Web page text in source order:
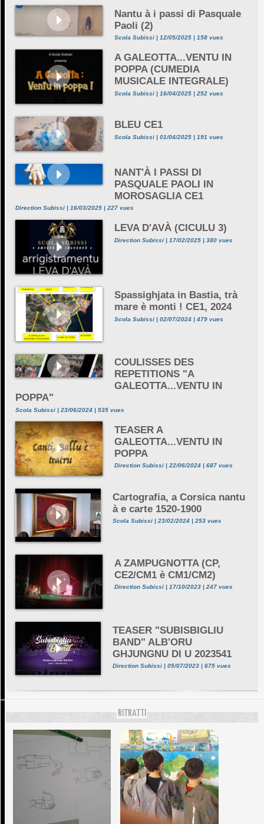
Nantu à i passi di Pasquale
Paoli (2)
Scola Subissi | 12/05/2025 | 158 vues
A GALEOTTA...VENTU IN
POPPA (CUMEDIA
MUSICALE INTEGRALE)
Scola Subissi | 16/04/2025 | 252 vues
BLEU CE1
Scola Subissi | 01/04/2025 | 191 vues
NANT'À I PASSI DI
PASQUALE PAOLI IN
MOROSAGLIA CE1
Direction Subissi | 16/03/2025 | 227 vues
LEVA D'AVÀ (CICULU 3)
Direction Subissi | 17/02/2025 | 380 vues
Spassighjata in Bastia, trà
mare è monti ! CE1, 2024
Scola Subissi | 02/07/2024 | 479 vues
COULISSES DES
REPETITIONS "A
GALEOTTA...VENTU IN
POPPA"
Scola Subissi | 23/06/2024 | 535 vues
TEASER A
GALEOTTA...VENTU IN
POPPA
Direction Subissi | 22/06/2024 | 687 vues
Cartografia, a Corsica nantu
à e carte 1520-1900
Scola Subissi | 23/02/2024 | 253 vues
A ZAMPUGNOTTA (CP,
CE2/CM1 è CM1/CM2)
Direction Subissi | 17/10/2023 | 247 vues
TEASER "SUBISBIGLIU
BAND" ALB'ORU
GHJUNGNU DI U 2023541
Direction Subissi | 05/07/2023 | 675 vues
RITRATTI